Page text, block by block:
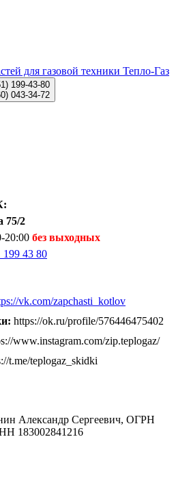
199-43-80
043-34-72
75/2
20:00 без выходных
199 43 80
vk.com/zapchasti_kotlov
https://ok.ru/profile/576446475402
www.instagram.com/zip.teplogaz/
t.me/teplogaz_skidki
Александр Сергеевич, ОГРН
183002841216